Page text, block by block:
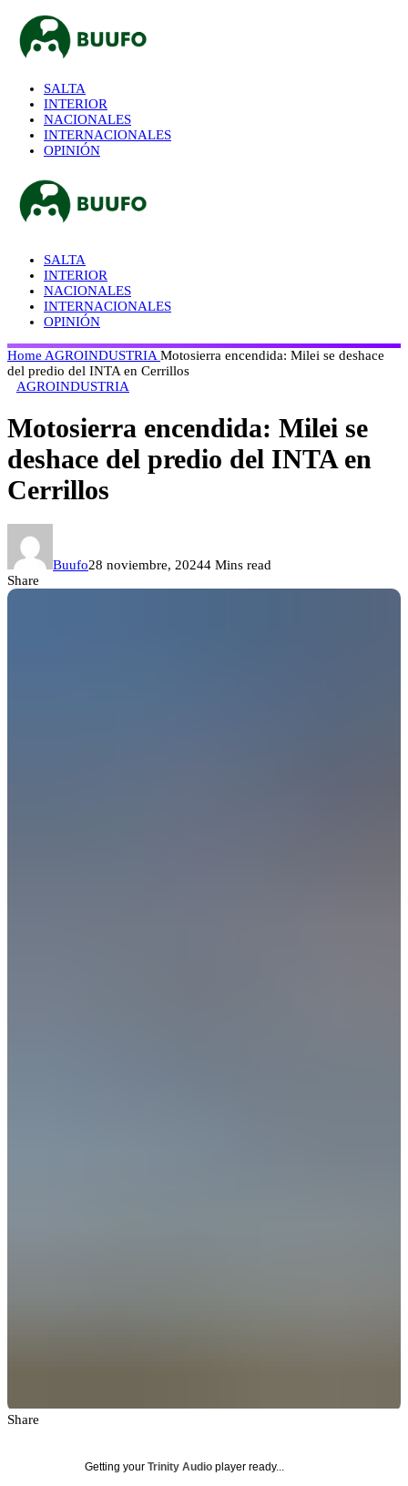
SALTA
INTERIOR
NACIONALES
INTERNACIONALES
OPINIÓN
SALTA
INTERIOR
NACIONALES
INTERNACIONALES
OPINIÓN
Home AGROINDUSTRIA Motosierra encendida: Milei se deshace
del predio del INTA en Cerrillos
AGROINDUSTRIA
Motosierra encendida: Milei se
deshace del predio del INTA en
Cerrillos
Buufo28 noviembre, 20244 Mins read
Share
Share
Getting your Trinity Audio player ready...